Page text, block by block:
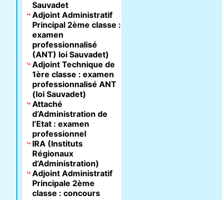
Sauvadet
Adjoint Administratif
Principal 2ème classe :
examen
professionnalisé
(ANT) loi Sauvadet)
Adjoint Technique de
1ère classe : examen
professionnalisé ANT
(loi Sauvadet)
Attaché
d’Administration de
l’Etat : examen
professionnel
IRA (Instituts
Régionaux
d’Administration)
Adjoint Administratif
Principale 2ème
classe : concours